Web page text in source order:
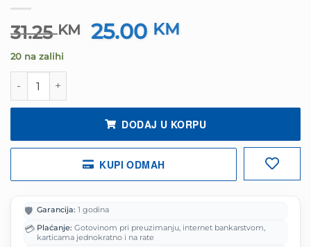
31.25KM
Izvorna
cijena
25.00 KM
20 na zalihi
Xiaomi WiFi extender N300 2,4GHz, 2 antene 300Mbps
DODAJ U KORPU
KUPI ODMAH
🛡️ Garancija: 1 godina
💳 Plaćanje: Gotovinom pri preuzimanju, internet bankarstvom,
karticama jednokratno i na rate